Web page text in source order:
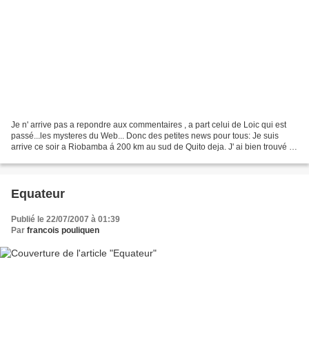
Je n' arrive pas a repondre aux commentaires , a part celui de Loic qui est
passé...les mysteres du Web... Donc des petites news pour tous: Je suis
arrive ce soir a Riobamba á 200 km au sud de Quito deja. J' ai bien trouvé le
Equateur
Publié le 22/07/2007 à 01:39
Par francois pouliquen